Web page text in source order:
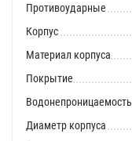
Противоударные
Корпус
Материал корпуса
Покрытие
Водонепроницаемость
Диаметр корпуса